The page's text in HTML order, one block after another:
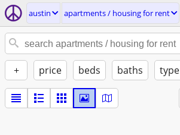
austin apartments / housing for rent
+ price beds baths type